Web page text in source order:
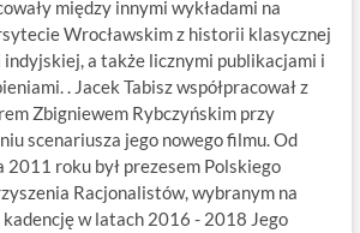
między innymi wykładami na
Wrocławskim z historii klasycznej
indyjskiej, a także licznymi publikacjami i
. Jacek Tabisz współpracował z
Zbigniewem Rybczyńskim przy
scenariusza jego nowego filmu. Od
2011 roku był prezesem Polskiego
Racjonalistów, wybranym na
w latach 2016 - 2018 Jego